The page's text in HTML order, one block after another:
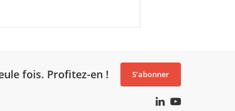
fois. Profitez-en ! S’abonner